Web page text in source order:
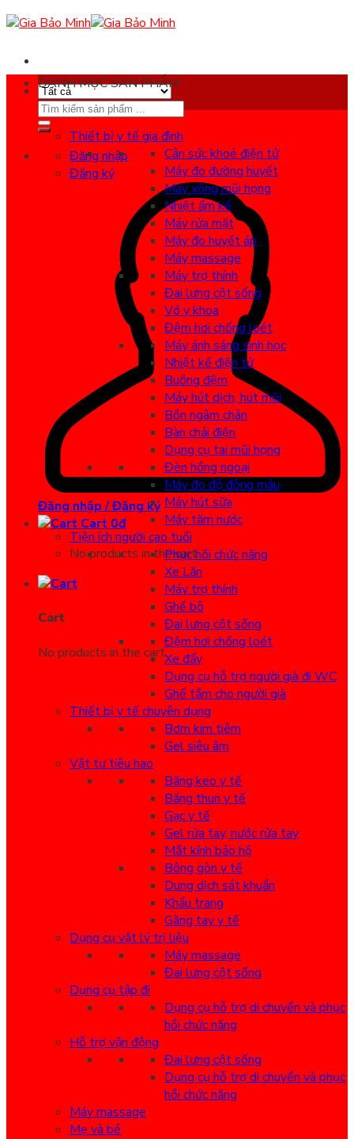
Skip
to
Search
for:
Đăng nhập
Đăng ký
Đăng nhập / Đăng ký
Cart 0đ
No products in the cart.
Cart
No products in the cart.
DANH MỤC SẢN PHẨM
Thiết bị y tế gia đình
Cân sức khoẻ điện tử
Máy đo đường huyết
Máy xông mũi họng
Nhiệt ẩm kế
Máy rửa mặt
Máy đo huyết áp
Máy massage
Máy trợ thính
Đai lưng cột sống
Vớ y khoa
Đệm hơi chống loét
Máy ánh sáng sinh học
Nhiệt kế điện tử
Buồng đệm
Máy hút dịch, hút mũi
Bồn ngâm chân
Bàn chải điện
Dụng cụ tai mũi họng
Đèn hồng ngoại
Máy đo độ đông máu
Máy hút sữa
Máy tăm nước
Tiện ích người cao tuổi
Phục hồi chức năng
Xe Lăn
Máy trợ thính
Ghế bô
Đai lưng cột sống
Đệm hơi chống loét
Xe đẩy
Dụng cụ hỗ trợ người già đi WC
Ghế tắm cho người già
Thiết bị y tế chuyên dụng
Bơm kim tiêm
Gel siêu âm
Vật tư tiêu hao
Băng keo y tế
Băng thun y tế
Gạc y tế
Gel rửa tay, nước rửa tay
Mắt kính bảo hộ
Bông gòn y tế
Dung dịch sát khuẩn
Khẩu trang
Găng tay y tế
Dụng cụ vật lý trị liệu
Máy massage
Đai lưng cột sống
Dụng cụ tập đi
Dụng cụ hỗ trợ di chuyển và phục
hồi chức năng
Hỗ trợ vận động
Đai lưng cột sống
Dụng cụ hỗ trợ di chuyển và phục
hồi chức năng
Máy massage
Mẹ và bé